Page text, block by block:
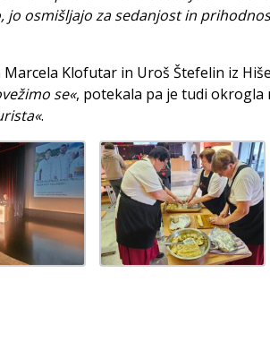
osmišljajo za sedanjost in
Klofutar in Uroš Štefelin iz
se«, potekala pa je tudi okrogla
.